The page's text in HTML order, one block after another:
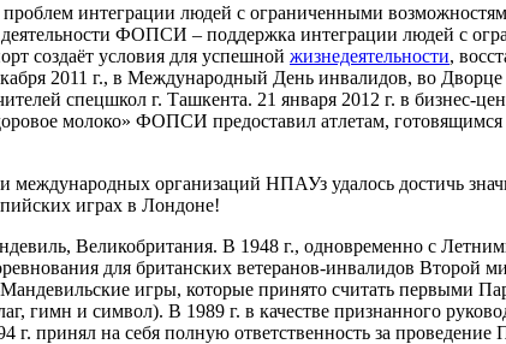
интеграции людей с ограниченными
ФОПСИ – поддержка интеграции людей с
создаёт условия для успешной жизнедеятельности,
2011 г., в Международный День инвалидов, во
спецшкол г. Ташкента. 21 января 2012 г. в
молоко» ФОПСИ предоставил атлетам,
международных организаций НПАУз удалось достичь
играх в Лондоне!
Великобритания. В 1948 г., одновременно с
для британских ветеранов-инвалидов Второй
игры, которые принято считать первыми
гимн и символ). В 1989 г. в качестве признанного
на себя полную ответственность за проведение